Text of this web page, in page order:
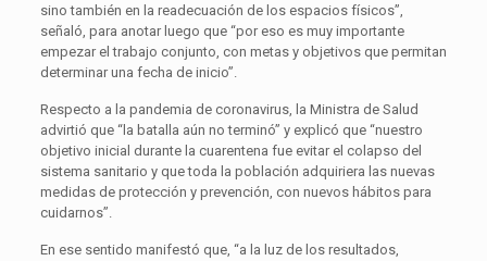
sino también en la readecuación de los espacios físicos”,
señaló, para anotar luego que “por eso es muy importante
empezar el trabajo conjunto, con metas y objetivos que permitan
determinar una fecha de inicio”.
Respecto a la pandemia de coronavirus, la Ministra de Salud
advirtió que “la batalla aún no terminó” y explicó que “nuestro
objetivo inicial durante la cuarentena fue evitar el colapso del
sistema sanitario y que toda la población adquiriera las nuevas
medidas de protección y prevención, con nuevos hábitos para
cuidarnos”.
En ese sentido manifestó que, “a la luz de los resultados,